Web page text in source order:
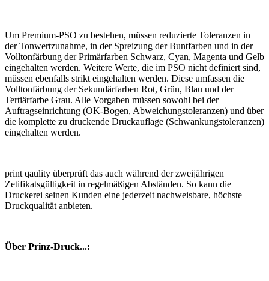
Um Premium-PSO zu bestehen, müssen reduzierte Toleranzen in
der Tonwertzunahme, in der Spreizung der Buntfarben und in der
Volltonfärbung der Primärfarben Schwarz, Cyan, Magenta und Gelb
eingehalten werden. Weitere Werte, die im PSO nicht definiert sind,
müssen ebenfalls strikt eingehalten werden. Diese umfassen die
Volltonfärbung der Sekundärfarben Rot, Grün, Blau und der
Tertiärfarbe Grau. Alle Vorgaben müssen sowohl bei der
Auftragseinrichtung (OK-Bogen, Abweichungstoleranzen) und über
die komplette zu druckende Druckauflage (Schwankungstoleranzen)
eingehalten werden.
print qaulity überprüft das auch während der zweijährigen
Zetifikatsgültigkeit in regelmäßigen Abständen. So kann die
Druckerei seinen Kunden eine jederzeit nachweisbare, höchste
Druckqualität anbieten.
Über Prinz-Druck...: